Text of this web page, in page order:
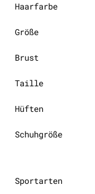
Haarfarbe
Größe
Brust
Taille
Hüften
Schuhgröße
Sportarten